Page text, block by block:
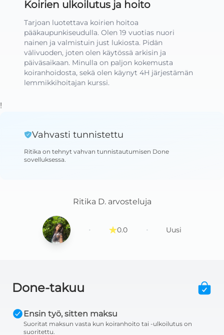
Koirien ulkoilutus ja hoito
Tarjoan luotettava koirien hoitoa
pääkaupunkiseudulla. Olen 19 vuotias nuori
nainen ja valmistuin just lukiosta. Pidän
välivuoden, joten olen käytössä arkisin ja
päiväsaikaan. Minulla on paljon kokemusta
koiranhoidosta, sekä olen käynyt 4H järjestämän
lemmikkihoitajan kurssi.
!
Vahvasti tunnistettu
Ritika on tehnyt vahvan tunnistautumisen Done
sovelluksessa.
Ritika D. arvosteluja
· 0.0 · Uusi
Done-takuu
Ensin työ, sitten maksu
Suoritat maksun vasta kun koiranhoito tai -ulkoilutus on
suoritettu.